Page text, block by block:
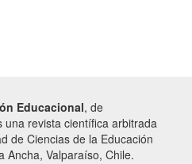
Educacional, de
una revista científica arbitrada
de Ciencias de la Educación
Ancha, Valparaíso, Chile.